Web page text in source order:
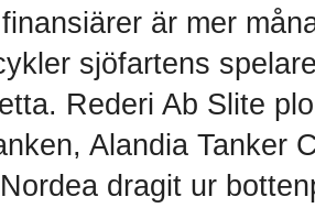
är mer
sjöfartens
Rederi Ab Slite
Alandia Tanker
dragit ur